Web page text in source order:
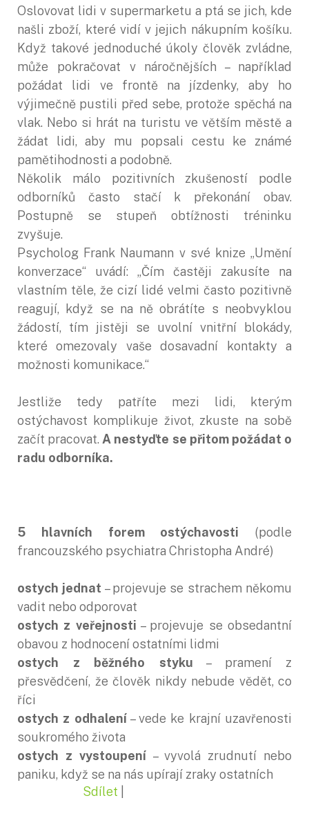
Oslovovat lidi v supermarketu a ptá se jich, kde
našli zboží, které vidí v jejich nákupním košíku.
Když takové jednoduché úkoly člověk zvládne,
může pokračovat v náročnějších – například
požádat lidi ve frontě na jízdenky, aby ho
výjimečně pustili před sebe, protože spěchá na
vlak. Nebo si hrát na turistu ve větším městě a
žádat lidi, aby mu popsali cestu ke známé
pamětihodnosti a podobně.
Několik málo pozitivních zkušeností podle
odborníků často stačí k překonání obav.
Postupně se stupeň obtížnosti tréninku
zvyšuje.
Psycholog Frank Naumann v své knize „Umění
konverzace“ uvádí: „Čím častěji zakusíte na
vlastním těle, že cizí lidé velmi často pozitivně
reagují, když se na ně obrátíte s neobvyklou
žádostí, tím jistěji se uvolní vnitřní blokády,
které omezovaly vaše dosavadní kontakty a
možnosti komunikace.“
Jestliže tedy patříte mezi lidi, kterým
ostýchavost komplikuje život, zkuste na sobě
začít pracovat. A nestyďte se přitom požádat o
radu odborníka.
5 hlavních forem ostýchavosti (podle
francouzského psychiatra Christopha André)
ostych jednat – projevuje se strachem někomu
vadit nebo odporovat
ostych z veřejnosti – projevuje se obsedantní
obavou z hodnocení ostatními lidmi
ostych z běžného styku – pramení z
přesvědčení, že člověk nikdy nebude vědět, co
říci
ostych z odhalení– vede ke krajní uzavřenosti
soukromého života
ostych z vystoupení – vyvolá zrudnutí nebo
paniku, když se na nás upírají zraky ostatních
Sdílet